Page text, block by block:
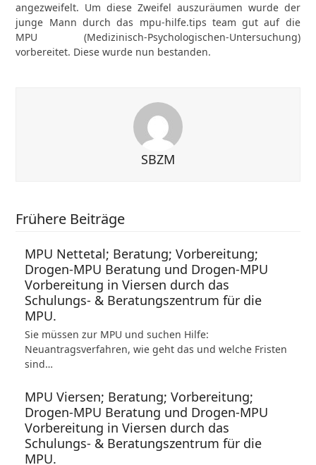
angezweifelt. Um diese Zweifel auszuräumen wurde der
junge Mann durch das mpu-hilfe.tips team gut auf die
MPU (Medizinisch-Psychologischen-Untersuchung)
vorbereitet. Diese wurde nun bestanden.
SBZM
Frühere Beiträge
MPU Nettetal; Beratung; Vorbereitung;
Drogen-MPU Beratung und Drogen-MPU
Vorbereitung in Viersen durch das
Schulungs- & Beratungszentrum für die
MPU.
Sie müssen zur MPU und suchen Hilfe:
Neuantragsverfahren, wie geht das und welche Fristen
sind…
MPU Viersen; Beratung; Vorbereitung;
Drogen-MPU Beratung und Drogen-MPU
Vorbereitung in Viersen durch das
Schulungs- & Beratungszentrum für die
MPU.